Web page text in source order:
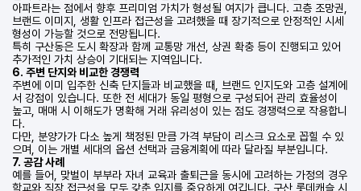
아파트라는 점에서 향후 프리미엄 가치가 형성될 여지가 큽니다. 고층 조망권,
브랜드 이미지, 생활 인프라 접근성을 고려했을 때 장기적으로 안정적인 시세
형성이 가능할 것으로 전망됩니다.
특히 구산동은 도시 확장과 함께 교통망 개선, 상권 확충 등이 진행되고 있어
추가적인 가치 상승이 기대되는 지역입니다.
6. 주변 단지와 비교한 경쟁력
주변에 이미 입주한 신축 단지들과 비교했을 때, 브랜드 인지도와 고층 설계에
서 강점이 있습니다. 또한 전 세대가 동일 평형으로 구성되어 관리 효율성이
높고, 매매 시 이해도가 명확해 거래 유리성이 있는 점도 경쟁력으로 작용합니
다.
다만, 분양가가 다소 높게 책정된 만큼 가격 부담이 리스크 요소로 꼽힐 수 있
으며, 이는 개별 세대의 옵션 선택과 금융계획에 따라 달라질 부분입니다.
7. 공감 사례
예를 들어, 맞벌이 부부라 자녀 교육과 출퇴근을 동시에 고려하는 가정의 경우
학교와 직장 접근성을 모두 갖춘 입지를 중요하게 여깁니다. 구산 롯데캐슬 시